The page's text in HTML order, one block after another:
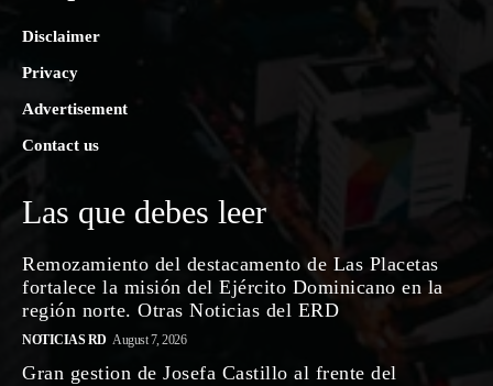
Disclaimer
Privacy
Advertisement
Contact us
Las que debes leer
Remozamiento del destacamento de Las Placetas
fortalece la misión del Ejército Dominicano en la
región norte. Otras Noticias del ERD
NOTICIAS RD August 7, 2026
Gran gestion de Josefa Castillo al frente del